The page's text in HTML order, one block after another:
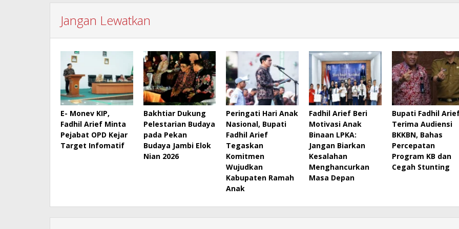
Jangan Lewatkan
E- Monev KIP,
Fadhil Arief Minta
Pejabat OPD Kejar
Target Infomatif
Bakhtiar Dukung
Pelestarian Budaya
pada Pekan
Budaya Jambi Elok
Nian 2026
Peringati Hari Anak
Nasional, Bupati
Fadhil Arief
Tegaskan
Komitmen
Wujudkan
Kabupaten Ramah
Anak
Fadhil Arief Beri
Motivasi Anak
Binaan LPKA:
Jangan Biarkan
Kesalahan
Menghancurkan
Masa Depan
Bupati Fadhil
Terima Audiensi
BKKBN, Bahas
Percepatan
Program KB dan
Cegah Stunting